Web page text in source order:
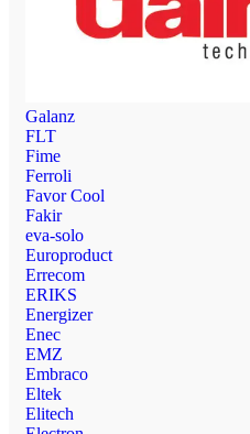
Galanz
FLT
Fime
Ferroli
Favor Cool
Fakir
eva-solo
Europroduct
Errecom
ERIKS
Energizer
Enec
EMZ
Embraco
Eltek
Elitech